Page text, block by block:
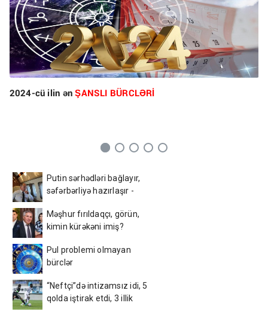
2024-cü ilin ənŞANSLI BÜRCLƏRİ
Putin sərhədləri bağlayır,
səfərbərliyə hazırlaşır -
Məşhur fırıldaqçı, görün,
kimin kürəkəni imiş?
Pul problemi olmayan
bürclər
“Neftçi”də intizamsız idi, 5
qolda iştirak etdi, 3 illik